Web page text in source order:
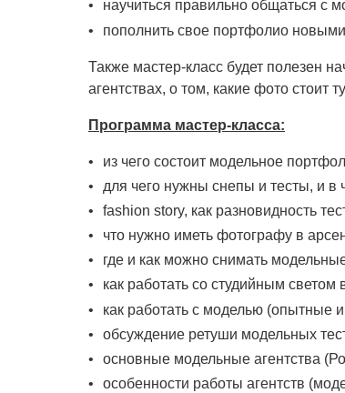
научиться правильно общаться с
пополнить свое портфолио
Также мастер-класс будет полезен
агентствах, о том, какие фото стоит
Программа мастер-класса:
из чего состоит модельное
для чего нужны снепы и тесты, и в
fashion story, как разновидность
что нужно иметь фотографу в
где и как можно снимать
как работать со студийным светом
как работать с моделью (опытные
обсуждение ретуши модельных
основные модельные агентства
особенности работы агентств